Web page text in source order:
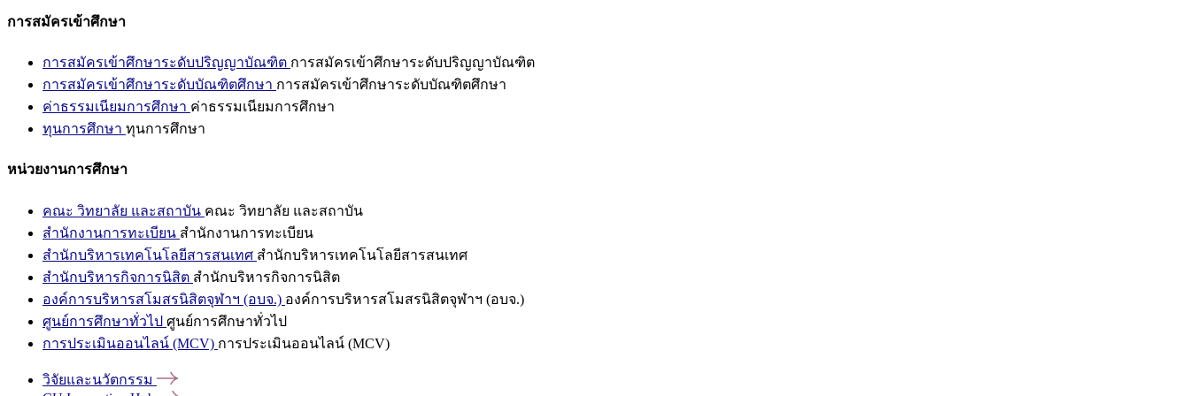
การสมัครเข้าศึกษา
การสมัครเข้าศึกษาระดับปริญญาบัณฑิต การสมัครเข้าศึกษาระดับปริญญาบัณฑิต
การสมัครเข้าศึกษาระดับบัณฑิตศึกษา การสมัครเข้าศึกษาระดับบัณฑิตศึกษา
ค่าธรรมเนียมการศึกษา ค่าธรรมเนียมการศึกษา
ทุนการศึกษา ทุนการศึกษา
หน่วยงานการศึกษา
คณะ วิทยาลัย และสถาบัน คณะ วิทยาลัย และสถาบัน
สำนักงานการทะเบียน สำนักงานการทะเบียน
สำนักบริหารเทคโนโลยีสารสนเทศ สำนักบริหารเทคโนโลยีสารสนเทศ
สำนักบริหารกิจการนิสิต สำนักบริหารกิจการนิสิต
องค์การบริหารสโมสรนิสิตจุฬาฯ (อบจ.) องค์การบริหารสโมสรนิสิตจุฬาฯ (อบจ.)
ศูนย์การศึกษาทั่วไป ศูนย์การศึกษาทั่วไป
การประเมินออนไลน์ (MCV) การประเมินออนไลน์ (MCV)
วิจัยและนวัตกรรม